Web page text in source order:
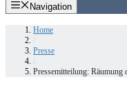
Navigation
Home
Presse
Pressemitteilung: Räumung